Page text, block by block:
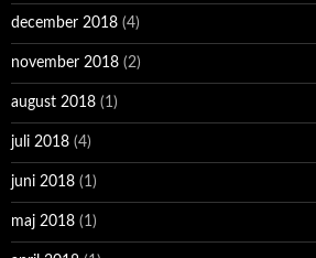
december 2018 (4)
november 2018 (2)
august 2018 (1)
juli 2018 (4)
juni 2018 (1)
maj 2018 (1)